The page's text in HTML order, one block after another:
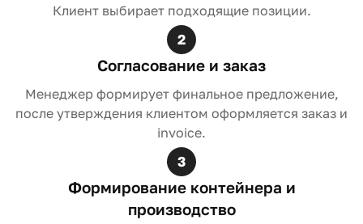
Клиент выбирает подходящие позиции.
2
Согласование и заказ
Менеджер формирует финальное предложение,
после утверждения клиентом оформляется заказ и
invoice.
3
Формирование контейнера и
производство